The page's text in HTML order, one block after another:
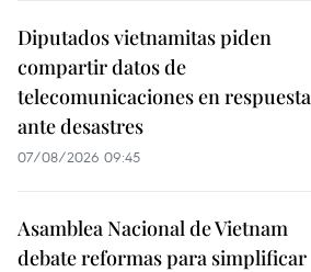
Diputados vietnamitas piden
compartir datos de
telecomunicaciones en respuesta
ante desastres
07/08/2026 09:45
Asamblea Nacional de Vietnam
debate reformas para simplificar